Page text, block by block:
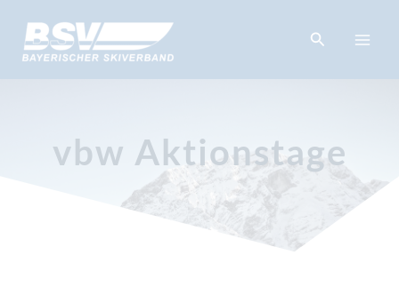
springen
Inhalt
springen
Suchen
vbw Aktionstage